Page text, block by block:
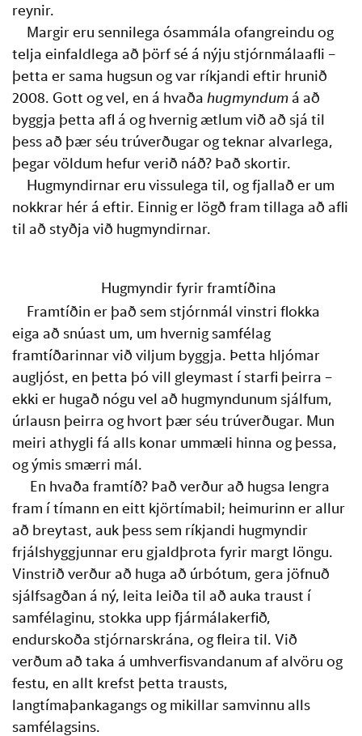
reynir.
Margir eru sennilega ósammála ofangreindu og
telja einfaldlega að þörf sé á nýju stjórnmálaafli –
þetta er sama hugsun og var ríkjandi eftir hrunið
2008. Gott og vel, en á hvaða hugmyndum á að
byggja þetta afl á og hvernig ætlum við að sjá til
þess að þær séu trúverðugar og teknar alvarlega,
þegar völdum hefur verið náð? Það skortir.
Hugmyndirnar eru vissulega til, og fjallað er um
nokkrar hér á eftir. Einnig er lögð fram tillaga að afli
til að styðja við hugmyndirnar.
Hugmyndir fyrir framtíðina
Framtíðin er það sem stjórnmál vinstri flokka
eiga að snúast um, um hvernig samfélag
framtíðarinnar við viljum byggja. Þetta hljómar
augljóst, en þetta þó vill gleymast í starfi þeirra –
ekki er hugað nógu vel að hugmyndunum sjálfum,
úrlausn þeirra og hvort þær séu trúverðugar. Mun
meiri athygli fá alls konar ummæli hinna og þessa,
og ýmis smærri mál.
En hvaða framtíð? Það verður að hugsa lengra
fram í tímann en eitt kjörtímabil; heimurinn er allur
að breytast, auk þess sem ríkjandi hugmyndir
frjálshyggjunnar eru gjaldþrota fyrir margt löngu.
Vinstrið verður að huga að úrbótum, gera jöfnuð
sjálfsagðan á ný, leita leiða til að auka traust í
samfélaginu, stokka upp fjármálakerfið,
endurskoða stjórnarskrána, og fleira til. Við
verðum að taka á umhverfisvandanum af alvöru og
festu, en allt krefst þetta trausts,
langtímaþankagangs og mikillar samvinnu alls
samfélagsins.